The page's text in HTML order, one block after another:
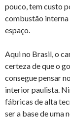
pouco, tem custo
combustão interna
espaço.
Aqui no Brasil, o
certeza de que o
consegue pensar
interior paulista.
fábricas de alta
ser a base de uma